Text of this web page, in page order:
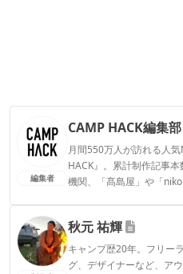
編集者
CAMP HACK編集部
月間550万人が訪れる人
HACK』。累計制作記事
機関、「髙島屋」や「
CAMP HACK編集部のプ
秋元 祐輝
キャンプ歴20年。フリー
グ、デザイナーなど、ア